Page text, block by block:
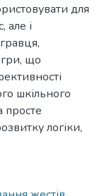
для
але і
гри, що
шкільного
просте
логіки,